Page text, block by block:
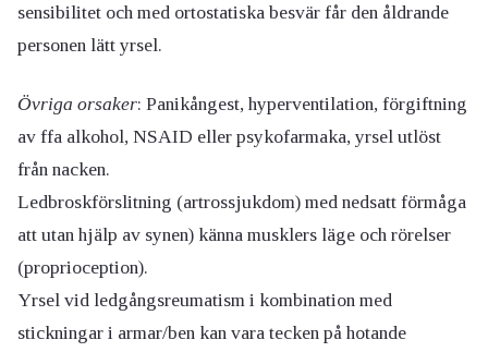
sensibilitet och med ortostatiska besvär får den åldrande
personen lätt yrsel.
Övriga orsaker: Panikångest, hyperventilation, förgiftning
av ffa alkohol, NSAID eller psykofarmaka, yrsel utlöst
från nacken.
Ledbroskförslitning (artrossjukdom) med nedsatt förmåga
att utan hjälp av synen) känna musklers läge och rörelser
(proprioception).
Yrsel vid ledgångsreumatism i kombination med
stickningar i armar/ben kan vara tecken på hotande